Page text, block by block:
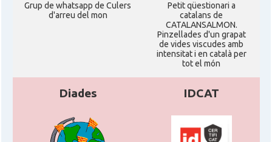
Grup de whatsapp de Culers
d'arreu del mon
Petit qüestionari a
catalans de
CATALANSALMON.
Pinzellades d'un grapat
de vides viscudes amb
intensitat i en català per
tot el món
Diades IDCAT